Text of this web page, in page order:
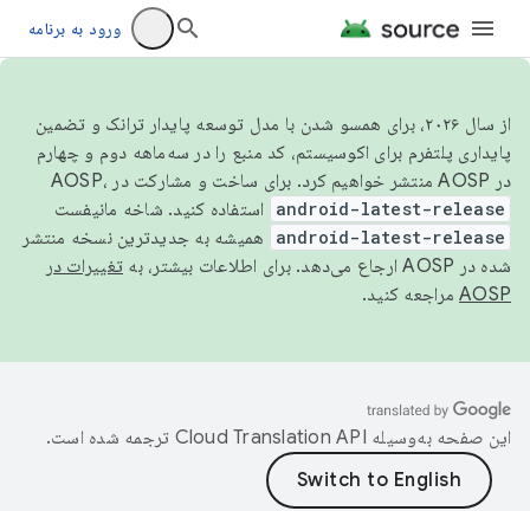
ورود به برنامه
از سال ۲۰۲۶، برای همسو شدن با مدل توسعه پایدار ترانک و تضمین
پایداری پلتفرم برای اکوسیستم، کد منبع را در سه‌ماهه دوم و چهارم
در AOSP منتشر خواهیم کرد. برای ساخت و مشارکت در AOSP،
android-latest-release استفاده کنید. شاخه مانیفست
android-latest-release
همیشه به جدیدترین نسخه منتشر
شده در AOSP ارجاع می‌دهد. برای اطلاعات بیشتر، به
تغییرات در
AOSP مراجعه کنید.
این صفحه به‌وسیله ترجمه شده است.